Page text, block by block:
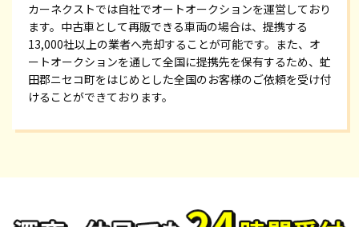
カーネクストでは自社でオートオークションを運営しており
ます。中古車として再販できる車両の場合は、提携する
13,000社以上の業者へ売却することが可能です。また、オ
ートオークションを通して全国に提携先を保有するため、虻
田郡ニセコ町をはじめとした全国のお客様のご依頼を受け付
けることができております。